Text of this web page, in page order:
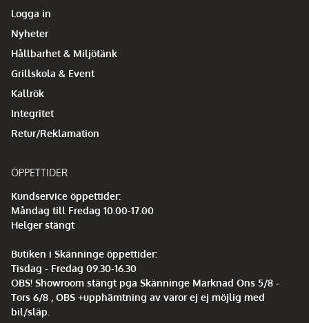
Logga in
Nyheter
Hållbarhet & Miljötänk
Grillskola & Event
Kallrök
Integritet
Retur/Reklamation
ÖPPETTIDER
Kundservice öppettider:
Måndag till Fredag 10.00-17.00
Helger stängt
Butiken i Skänninge öppettider:
Tisdag - Fredag 09.30-16.30
OBS! Showroom stängt pga Skänninge Marknad Ons 5/8 -
Tors 6/8 , OBS +upphämtning av varor ej ej möjlig med
bil/släp.